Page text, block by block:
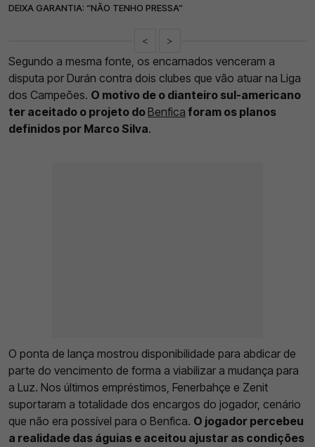
DEIXA GARANTIA: “NÃO TENHO PRESSA”
< >
Segundo a mesma fonte, os encarnados venceram a
disputa por Durán contra dois clubes que vão atuar na Liga
dos Campeões. O motivo de o dianteiro sul-americano
ter aceitado o projeto doBenfica foram os planos
definidos por Marco Silva.
O ponta de lança mostrou disponibilidade para abdicar de
parte do vencimento de forma a viabilizar a mudança para
a Luz. Nos últimos empréstimos, Fenerbahçe e Zenit
suportaram a totalidade dos encargos do jogador, cenário
que não era possível para o Benfica. O jogador percebeu
a realidade das águias e aceitou ajustar as condições